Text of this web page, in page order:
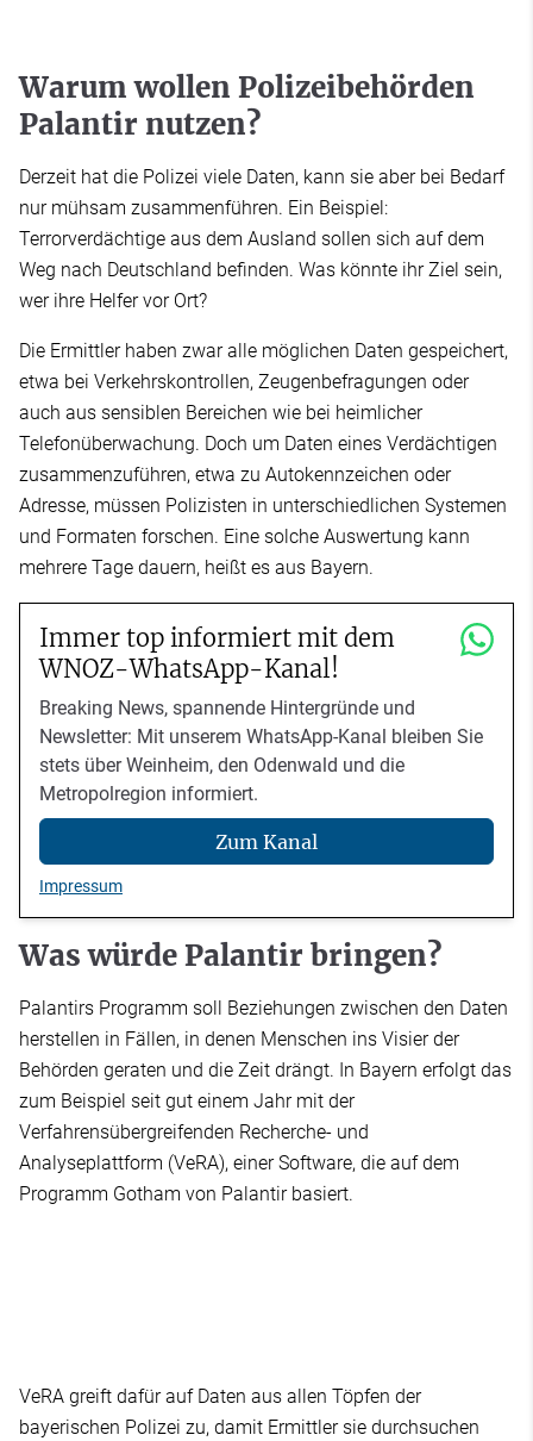
Warum wollen Polizeibehörden
Palantir nutzen?
Derzeit hat die Polizei viele Daten, kann sie aber bei Bedarf
nur mühsam zusammenführen. Ein Beispiel:
Terrorverdächtige aus dem Ausland sollen sich auf dem
Weg nach Deutschland befinden. Was könnte ihr Ziel sein,
wer ihre Helfer vor Ort?
Die Ermittler haben zwar alle möglichen Daten gespeichert,
etwa bei Verkehrskontrollen, Zeugenbefragungen oder
auch aus sensiblen Bereichen wie bei heimlicher
Telefonüberwachung. Doch um Daten eines Verdächtigen
zusammenzuführen, etwa zu Autokennzeichen oder
Adresse, müssen Polizisten in unterschiedlichen Systemen
und Formaten forschen. Eine solche Auswertung kann
mehrere Tage dauern, heißt es aus Bayern.
Immer top informiert mit dem
WNOZ-WhatsApp-Kanal!
Breaking News, spannende Hintergründe und
Newsletter: Mit unserem WhatsApp-Kanal bleiben Sie
stets über Weinheim, den Odenwald und die
Metropolregion informiert.
Zum Kanal
Impressum
Was würde Palantir bringen?
Palantirs Programm soll Beziehungen zwischen den Daten
herstellen in Fällen, in denen Menschen ins Visier der
Behörden geraten und die Zeit drängt. In Bayern erfolgt das
zum Beispiel seit gut einem Jahr mit der
Verfahrensübergreifenden Recherche- und
Analyseplattform (VeRA), einer Software, die auf dem
Programm Gotham von Palantir basiert.
VeRA greift dafür auf Daten aus allen Töpfen der
bayerischen Polizei zu, damit Ermittler sie durchsuchen